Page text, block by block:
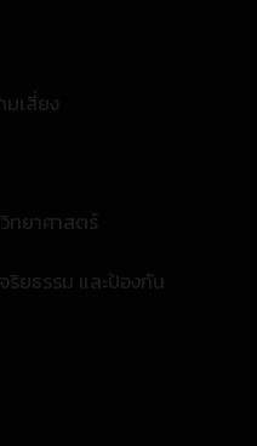
มเสี่ยง
ทยาศาสตร์
ยธรรม และป้องกัน